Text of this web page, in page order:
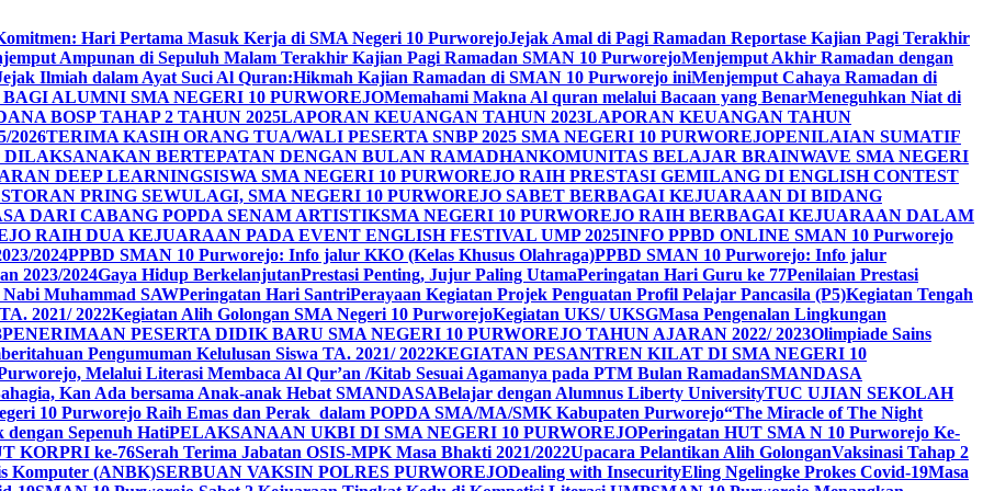
Hari Pertama Masuk Kerja di SMA Negeri 10 PurworejoJejak Amal di Pagi Ramadan Reportase Kajian Pagi Terakhir
Ampunan di Sepuluh Malam Terakhir Kajian Pagi Ramadan SMAN 10 PurworejoMenjemput Akhir Ramadan dengan
Ilmiah dalam Ayat Suci Al Quran:Hikmah Kajian Ramadan di SMAN 10 Purworejo iniMenjemput Cahaya Ramadan di
ALUMNI SMA NEGERI 10 PURWOREJOMemahami Makna Al quran melalui Bacaan yang BenarMeneguhkan Niat di
BOSP TAHAP 2 TAHUN 2025LAPORAN KEUANGAN TAHUN 2023LAPORAN KEUANGAN TAHUN
2026TERIMA KASIH ORANG TUA/WALI PESERTA SNBP 2025 SMA NEGERI 10 PURWOREJOPENILAIAN SUMATIF
DILAKSANAKAN BERTEPATAN DENGAN BULAN RAMADHANKOMUNITAS BELAJAR BRAINWAVE SMA NEGERI
DEEP LEARNINGSISWA SMA NEGERI 10 PURWOREJO RAIH PRESTASI GEMILANG DI ENGLISH CONTEST
PRING SEWULAGI, SMA NEGERI 10 PURWOREJO SABET BERBAGAI KEJUARAAN DI BIDANG
DARI CABANG POPDA SENAM ARTISTIKSMA NEGERI 10 PURWOREJO RAIH BERBAGAI KEJUARAAN DALAM
RAIH DUA KEJUARAAN PADA EVENT ENGLISH FESTIVAL UMP 2025INFO PPBD ONLINE SMAN 10 Purworejo
2024PPBD SMAN 10 Purworejo: Info jalur KKO (Kelas Khusus Olahraga)PPBD SMAN 10 Purworejo: Info jalur
2023/2024Gaya Hidup BerkelanjutanPrestasi Penting, Jujur Paling UtamaPeringatan Hari Guru ke 77Penilaian Prestasi
Muhammad SAWPeringatan Hari SantriPerayaan Kegiatan Projek Penguatan Profil Pelajar Pancasila (P5)Kegiatan Tengah
2021/ 2022Kegiatan Alih Golongan SMA Negeri 10 PurworejoKegiatan UKS/ UKSGMasa Pengenalan Lingkungan
PENERIMAAN PESERTA DIDIK BARU SMA NEGERI 10 PURWOREJO TAHUN AJARAN 2022/ 2023Olimpiade Sains
Pengumuman Kelulusan Siswa TA. 2021/ 2022KEGIATAN PESANTREN KILAT DI SMA NEGERI 10
Melalui Literasi Membaca Al Qur’an /Kitab Sesuai Agamanya pada PTM Bulan RamadanSMANDASA
Kan Ada bersama Anak-anak Hebat SMANDASABelajar dengan Alumnus Liberty UniversityTUC UJIAN SEKOLAH
10 Purworejo Raih Emas dan Perak dalam POPDA SMA/MA/SMK Kabupaten Purworejo“The Miracle of The Night
dengan Sepenuh HatiPELAKSANAAN UKBI DI SMA NEGERI 10 PURWOREJOPeringatan HUT SMA N 10 Purworejo Ke-
KORPRI ke-76Serah Terima Jabatan OSIS-MPK Masa Bhakti 2021/2022Upacara Pelantikan Alih GolonganVaksinasi Tahap 2
Komputer (ANBK)SERBUAN VAKSIN POLRES PURWOREJODealing with InsecurityEling Ngelingke Prokes Covid-19Masa